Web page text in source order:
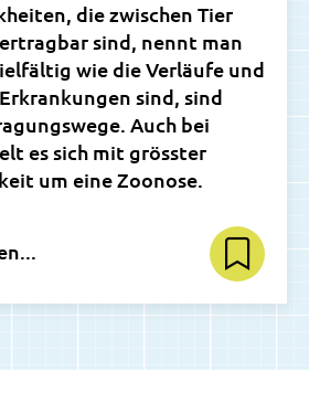
die zwischen Tier
sind, nennt man
wie die Verläufe und
sind, sind
Auch bei
es sich mit grösster
um eine Zoonose.